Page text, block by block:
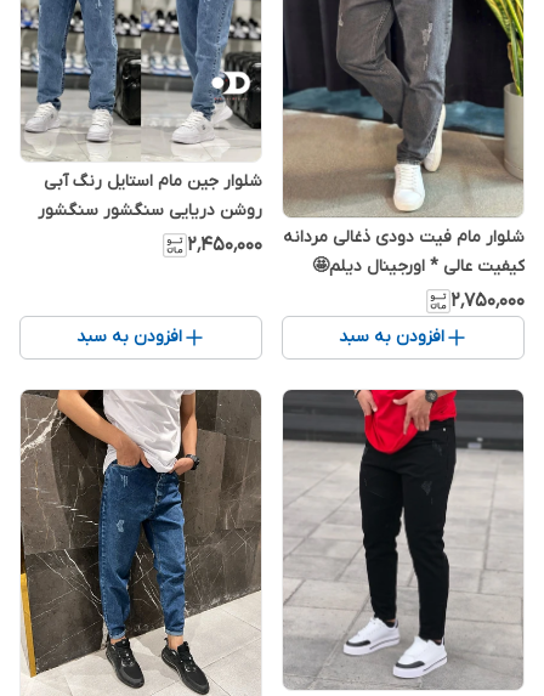
شلوار مام فیت دودی ذغالی مردانه
کیفیت عالی * اورجینال دیلم🤩
۲٬۷۵۰٬۰۰۰
افزودن به سبد
شلوار جین مام استایل رنگ آبی
روشن دریایی سنگشور سنگشور
کد MA96456
۲٬۴۵۰٬۰۰۰
افزودن به سبد